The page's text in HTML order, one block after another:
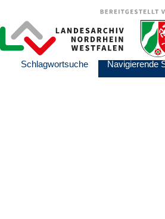
Schlagwortsuche Navigierende